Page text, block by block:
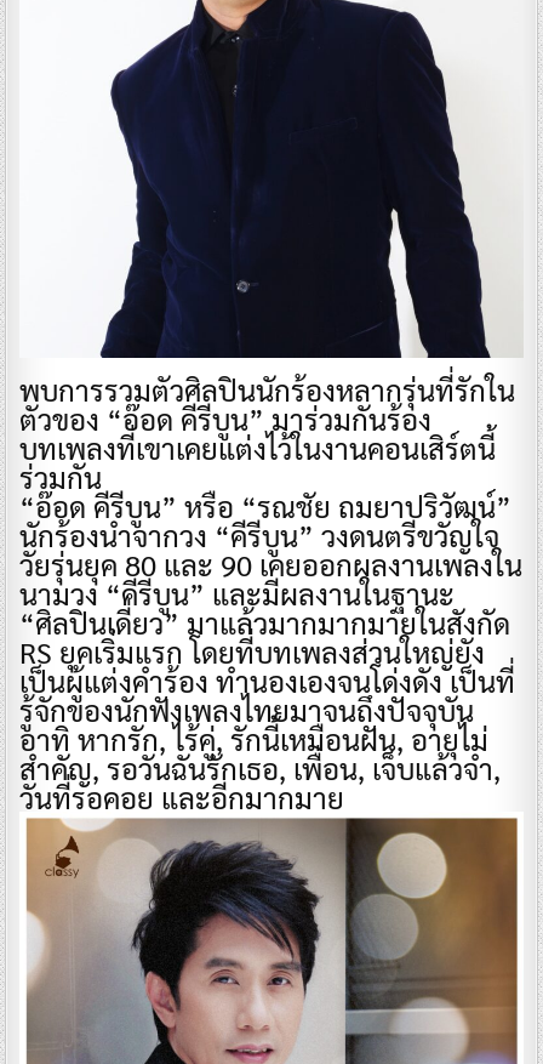
พบการรวมตัวศิลปินนักร้องหลากรุ่นที่รักใน
ตัวของ “อ๊อด คีรีบูน” มาร่วมกันร้อง
บทเพลงที่เขาเคยแต่งไว้ในงานคอนเสิร์ตนี้
ร่วมกัน
“อ๊อด คีรีบูน” หรือ “รณชัย ถมยาปริวัฒน์”
นักร้องนำจากวง “คีรีบูน” วงดนตรีขวัญใจ
วัยรุ่นยุค 80 และ 90 เคยออกผลงานเพลงใน
นามวง “คีรีบูน” และมีผลงานในฐานะ
“ศิลปินเดี่ยว” มาแล้วมากมากมายในสังกัด
RS ยุคเริ่มแรก โดยที่บทเพลงส่วนใหญ่ยัง
เป็นผู้แต่งคำร้อง ทำนองเองจนโด่งดัง เป็นที่
รู้จักของนักฟังเพลงไทยมาจนถึงปัจจุบัน
อาทิ หากรัก, ไร้คู่, รักนี้เหมือนฝัน, อายุไม่
สำคัญ, รอวันฉันรักเธอ, เพื่อน, เจ็บแล้วจำ,
วันที่รอคอย และอีกมากมาย